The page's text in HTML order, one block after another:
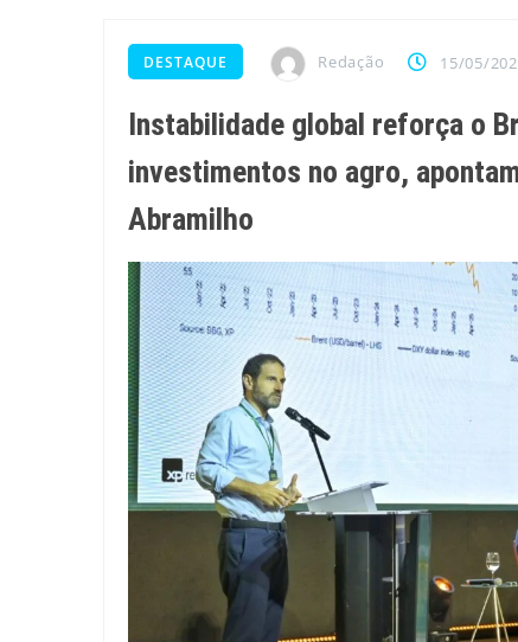
DESTAQUE Redação 15/05/
Instabilidade global reforça o
investimentos no agro,
Abramilho